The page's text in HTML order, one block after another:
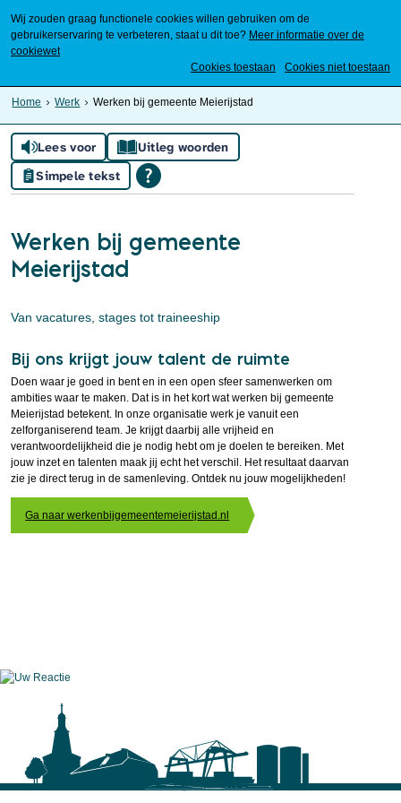
Wij zouden graag functionele cookies willen gebruiken om de
gebruikerservaring te verbeteren, staat u dit toe? Meer informatie over de
cookiewet
Cookies toestaan
Cookies niet toestaan
Home Werk Werken bij gemeente Meierijstad
Lees voor
Uitleg woorden
Simpele tekst
Werken bij gemeente
Meierijstad
Van vacatures, stages tot traineeship
Bij ons krijgt jouw talent de ruimte
Doen waar je goed in bent en in een open sfeer samenwerken om
ambities waar te maken. Dat is in het kort wat werken bij gemeente
Meierijstad betekent. In onze organisatie werk je vanuit een
zelforganiserend team. Je krijgt daarbij alle vrijheid en
verantwoordelijkheid die je nodig hebt om je doelen te bereiken. Met
jouw inzet en talenten maak jij echt het verschil. Het resultaat daarvan
zie je direct terug in de samenleving. Ontdek nu jouw mogelijkheden!
Ga naar werkenbijgemeentemeierijstad.nl